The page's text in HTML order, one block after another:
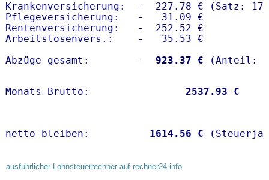
Krankenversicherung:  -  227.78 € (Satz:
Pflegeversicherung:   -   31.09 €
Rentenversicherung:   -  252.52 €
Arbeitslosenvers.:    -   35.53 €
Abzüge gesamt:        -
  923.37 €
Monats-Brutto: 2537.93 €
netto bleiben: 1614.56 €
ausführlicher Lohnsteuerrechner auf rechner24.info